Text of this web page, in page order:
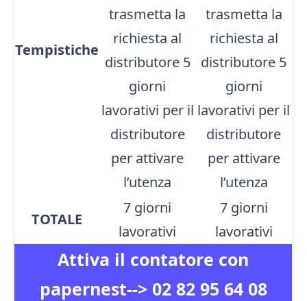
Attiva il contatore con
papernest--> 02 82 95 64 08
Tempistiche
trasmetta la
richiesta al
distributore 5
giorni
lavorativi per il
distributore
per attivare
l’utenza
trasmetta la
richiesta al
distributore 5
giorni
lavorativi per il
distributore
per attivare
l’utenza
TOTALE
7 giorni
lavorativi
7 giorni
lavorativi